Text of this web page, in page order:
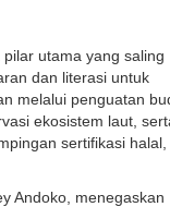
utama yang saling
dan literasi untuk
melalui penguatan
ekosistem laut,
sertifikasi halal,
Andoko, menegaskan